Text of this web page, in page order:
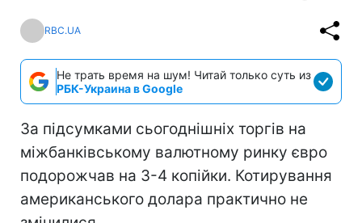
RBC.UA
Не трать время на шум! Читай только суть из
РБК-Украина в Google
За підсумками сьогоднішніх торгів на
міжбанківському валютному ринку євро
подорожчав на 3-4 копійки. Котирування
американського долара практично не